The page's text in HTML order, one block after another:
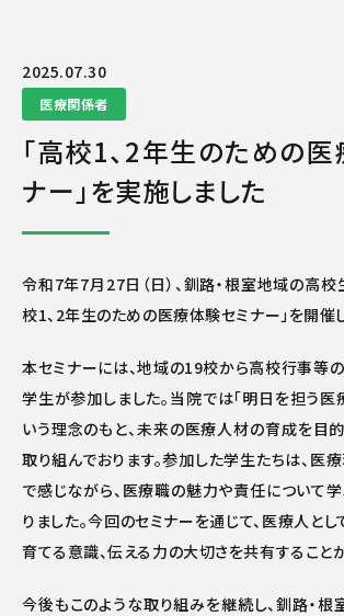
2025.07.30
医療関係者
「高校1、2年生のための
ナー」を実施しました
令和7年7月27日（日）、釧路・根室地域の高校
校1、2年生のための医療体験セミナー」を開催
本セミナーには、地域の19校から高校行事等
学生が参加しました。当院では「明日を担う医
いう理念のもと、未来の医療人材の育成を目
取り組んでおります。参加した学生たちは、医
で感じながら、医療職の魅力や責任について
りました。今回のセミナーを通じて、医療人と
育てる意識、伝える力の大切さを共有すること
今後もこのような取り組みを継続し、釧路・